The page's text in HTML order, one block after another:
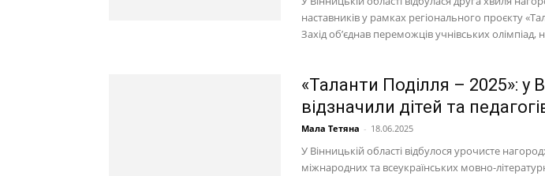
наставників у рамках регіонального проєкту
Захід об’єднав переможців учнівських олімпіад,
«Таланти Поділля – 2025»: у
відзначили дітей та
Мала Тетяна - 18.06.2025
У Вінницькій області відбулося урочисте
міжнародних та всеукраїнських мовно-